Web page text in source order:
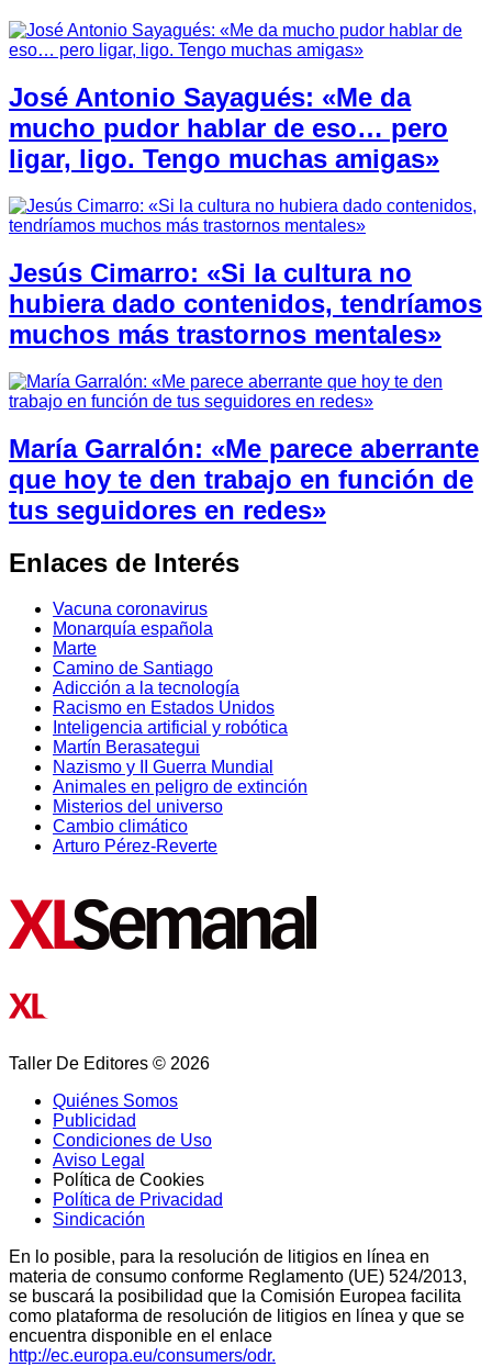
José Antonio Sayagués: «Me da
mucho pudor hablar de eso… pero
ligar, ligo. Tengo muchas amigas»
Jesús Cimarro: «Si la cultura no
hubiera dado contenidos, tendríamos
muchos más trastornos mentales»
María Garralón: «Me parece aberrante
que hoy te den trabajo en función de
tus seguidores en redes»
Enlaces de Interés
Vacuna coronavirus
Monarquía española
Marte
Camino de Santiago
Adicción a la tecnología
Racismo en Estados Unidos
Inteligencia artificial y robótica
Martín Berasategui
Nazismo y II Guerra Mundial
Animales en peligro de extinción
Misterios del universo
Cambio climático
Arturo Pérez-Reverte
Taller De Editores © 2026
Quiénes Somos
Publicidad
Condiciones de Uso
Aviso Legal
Política de Cookies
Política de Privacidad
Sindicación
En lo posible, para la resolución de litigios en línea en
materia de consumo conforme Reglamento (UE) 524/2013,
se buscará la posibilidad que la Comisión Europea facilita
como plataforma de resolución de litigios en línea y que se
encuentra disponible en el enlace
http://ec.europa.eu/consumers/odr.